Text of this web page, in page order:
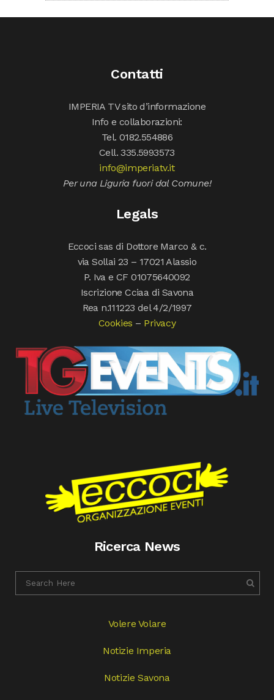
Contatti
IMPERIA TV sito d’informazione
Info e collaborazioni:
Tel. 0182.554886
Cell. 335.5993573
info@imperiatv.it
Per una Liguria fuori dal Comune!
Legals
Eccoci sas di Dottore Marco & c.
via Sollai 23 – 17021 Alassio
P. Iva e CF 01075640092
Iscrizione Cciaa di Savona
Rea n.111223 del 4/2/1997
Cookies – Privacy
Ricerca News
Volere Volare
Notizie Imperia
Notizie Savona